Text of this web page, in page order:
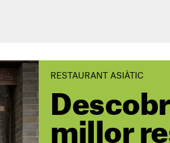
RESTAURANT ASIÀTIC
millor